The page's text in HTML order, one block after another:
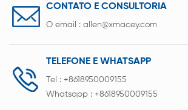
CONTATO E CONSULTORIA
O email : allen@xmacey.com
TELEFONE E WHATSAPP
Tel : +8618950009155
Whatsapp : +8618950009155